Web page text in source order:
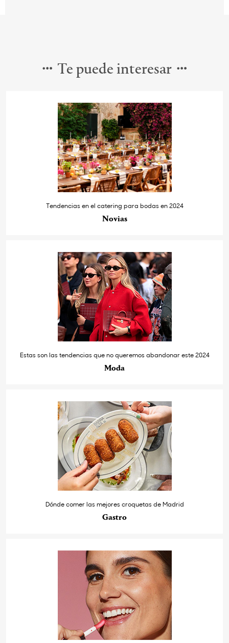
Te puede interesar
Tendencias en el catering para bodas en 2024
Novias
Estas son las tendencias que no queremos abandonar este 2024
Moda
Dónde comer las mejores croquetas de Madrid
Gastro